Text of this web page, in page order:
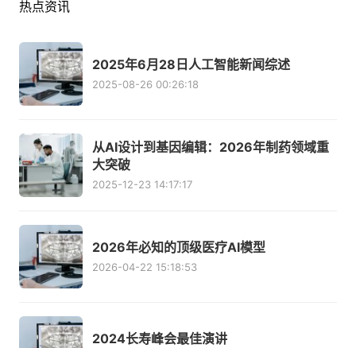
热点资讯
2025年6月28日人工智能新闻综述
2025-08-26 00:26:18
从AI设计到基因编辑：2026年制药领域重
大突破
2025-12-23 14:17:17
2026年必知的顶级医疗AI模型
2026-04-22 15:18:53
2024长寿峰会最佳演讲